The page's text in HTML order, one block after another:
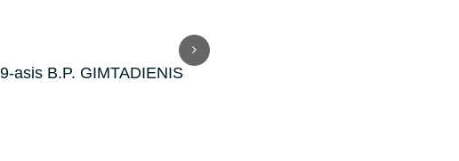
asis B.P. GIMTADIENIS